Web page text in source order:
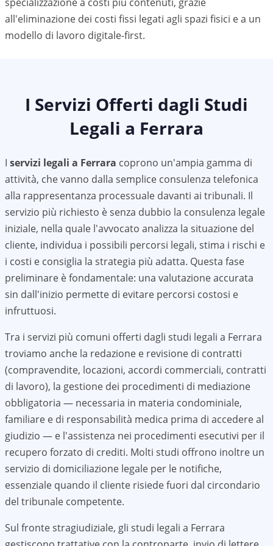
all'eliminazione dei costi fissi legati agli spazi fisici e a un
modello di lavoro digitale-first.
I Servizi Offerti dagli Studi
Legali a Ferrara
I servizi legali a Ferrara coprono un'ampia gamma di
attività, che vanno dalla semplice consulenza telefonica
alla rappresentanza processuale davanti ai tribunali. Il
servizio più richiesto è senza dubbio la consulenza legale
iniziale, nella quale l'avvocato analizza la situazione del
cliente, individua i possibili percorsi legali, stima i rischi e
i costi e consiglia la strategia più adatta. Questa fase
preliminare è fondamentale: una valutazione accurata
sin dall'inizio permette di evitare percorsi costosi e
infruttuosi.
Tra i servizi più comuni offerti dagli studi legali a Ferrara
troviamo anche la redazione e revisione di contratti
(compravendite, locazioni, accordi commerciali, contratti
di lavoro), la gestione dei procedimenti di mediazione
obbligatoria — necessaria in materia condominiale,
familiare e di responsabilità medica prima di accedere al
giudizio — e l'assistenza nei procedimenti esecutivi per il
recupero forzato di crediti. Molti studi offrono inoltre un
servizio di domiciliazione legale per le notifiche,
essenziale quando il cliente risiede fuori dal circondario
del tribunale competente.
Sul fronte stragiudiziale, gli studi legali a Ferrara